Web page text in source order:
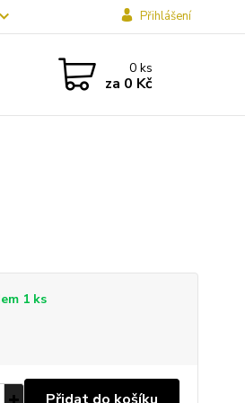
Přihlášení
0ks
za 0 Kč
1 ks